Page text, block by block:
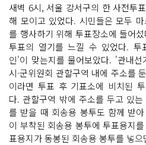
새벽 6시, 서울 강서구의 한 사전투
해 모이고 있었다. 시민들은 모두
를 행사하기 위해 투표장소에 들어
투표의 열기를 느낄 수 있었다. 투
인'이 맞는지를 물어보았다. '관내선
시·군위원회 관할구역 내에 주소를
이라면 투표 후 기표소에 비치된
다. 관할구역 밖에 주소를 두고 있
를 받을 때 회송용 봉투도 함께 받
이 부착된 회송용 봉투에 투표용지
표용지가 동봉된 회송용 봉투를 넣으